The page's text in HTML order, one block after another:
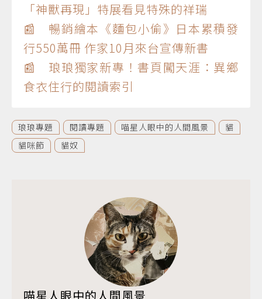
「神獸再現」特展看見特殊的祥瑞
📰 暢銷繪本《麵包小偷》日本累積發
行550萬冊 作家10月來台宣傳新書
📰 琅琅獨家新專！書頁闖天涯：異鄉
食衣住行的閱讀索引
琅琅專題 閱讀專題 喵星人眼中的人間風景
貓
貓咪節
貓奴
喵星人眼中的人間風景